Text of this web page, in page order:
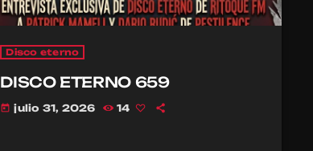
Disco eterno
DISCO ETERNO 659
today julio 31, 2026 14